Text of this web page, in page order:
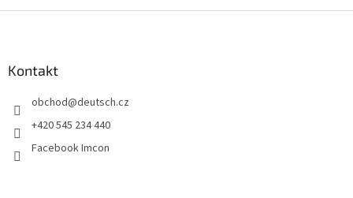
Kontakt
obchod@deutsch.cz
+420 545 234 440
Facebook Imcon